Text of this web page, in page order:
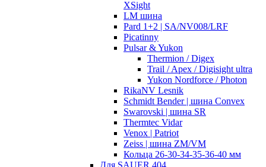
XSight
LM шина
Pard 1+2 | SA/NV008/LRF
Picatinny
Pulsar & Yukon
Thermion / Digex
Trail / Apex / Digisight ultra
Yukon Nordforce / Photon
RikaNV Lesnik
Schmidt Bender | шина Convex
Swarovski | шина SR
Thermtec Vidar
Venox | Patriot
Zeiss | шина ZM/VM
Кольца 26-30-34-35-36-40 мм
Для SAUER 404